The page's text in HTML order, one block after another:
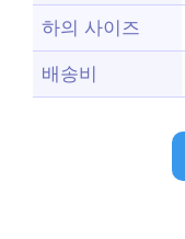
하의 사이즈
배송비